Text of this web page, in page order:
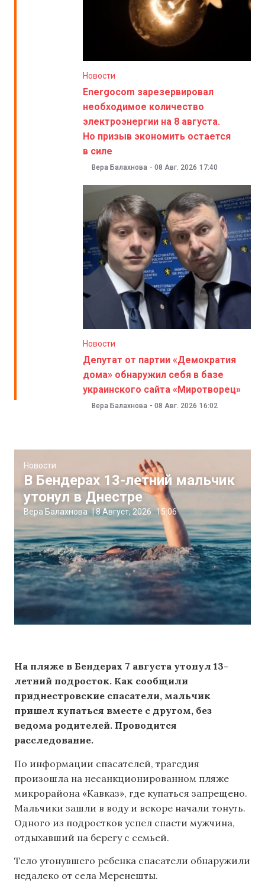
Новости
Energocom зарезервировал
необходимое количество
электроэнергии на 8 августа.
Но призыв экономить остается
в силе
Вера Балахнова - 08 Авг. 2026 17:40
Новости
Депутат от партии «Демократия
дома» обнаружил себя в базе
украинского сайта «Миротворец»
Вера Балахнова - 08 Авг. 2026 16:02
Новости
В Бендерах 13-летний мальчик
утонул в Днестре
Вера Балахнова |8 Август, 2026 15:06
На пляже в Бендерах 7 августа утонул 13-
летний подросток. Как сообщили
приднестровские спасатели, мальчик
пришел купаться вместе с другом, без
ведома родителей. Проводится
расследование.
По информации спасателей, трагедия
произошла на несанкционированном пляже
микрорайона «Кавказ», где купаться запрещено.
Мальчики зашли в воду и вскоре начали тонуть.
Одного из подростков успел спасти мужчина,
отдыхавший на берегу с семьей.
Тело утонувшего ребенка спасатели обнаружили
недалеко от села Меренешты.